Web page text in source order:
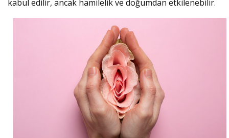
kabul edilir, ancak hamilelik ve doğumdan etkilenebilir.